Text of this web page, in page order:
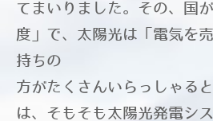
てまいりました。その、国
度」で、太陽光は「電気を
持ちの
方がたくさんいらっしゃる
は、そもそも太陽光発電シ